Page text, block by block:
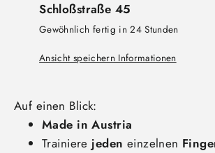
Schloßstraße 45
Gewöhnlich fertig in 24 Stunden
Ansicht speichern Informationen
Auf einen Blick:
Made in Austria
Trainiere jeden einzelnen